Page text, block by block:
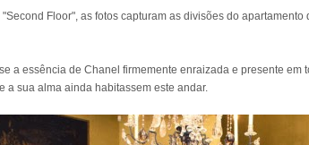
"Second Floor", as fotos capturam as divisões do
a essência de Chanel firmemente enraizada e presente em
a sua alma ainda habitassem este andar.